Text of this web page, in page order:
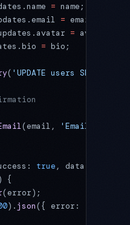
= name;
= email;
= avatar;
= bio;
( 'UPDATE users SET ?
(email,
'Email
true , data: {
{
(error);
). json({ error: